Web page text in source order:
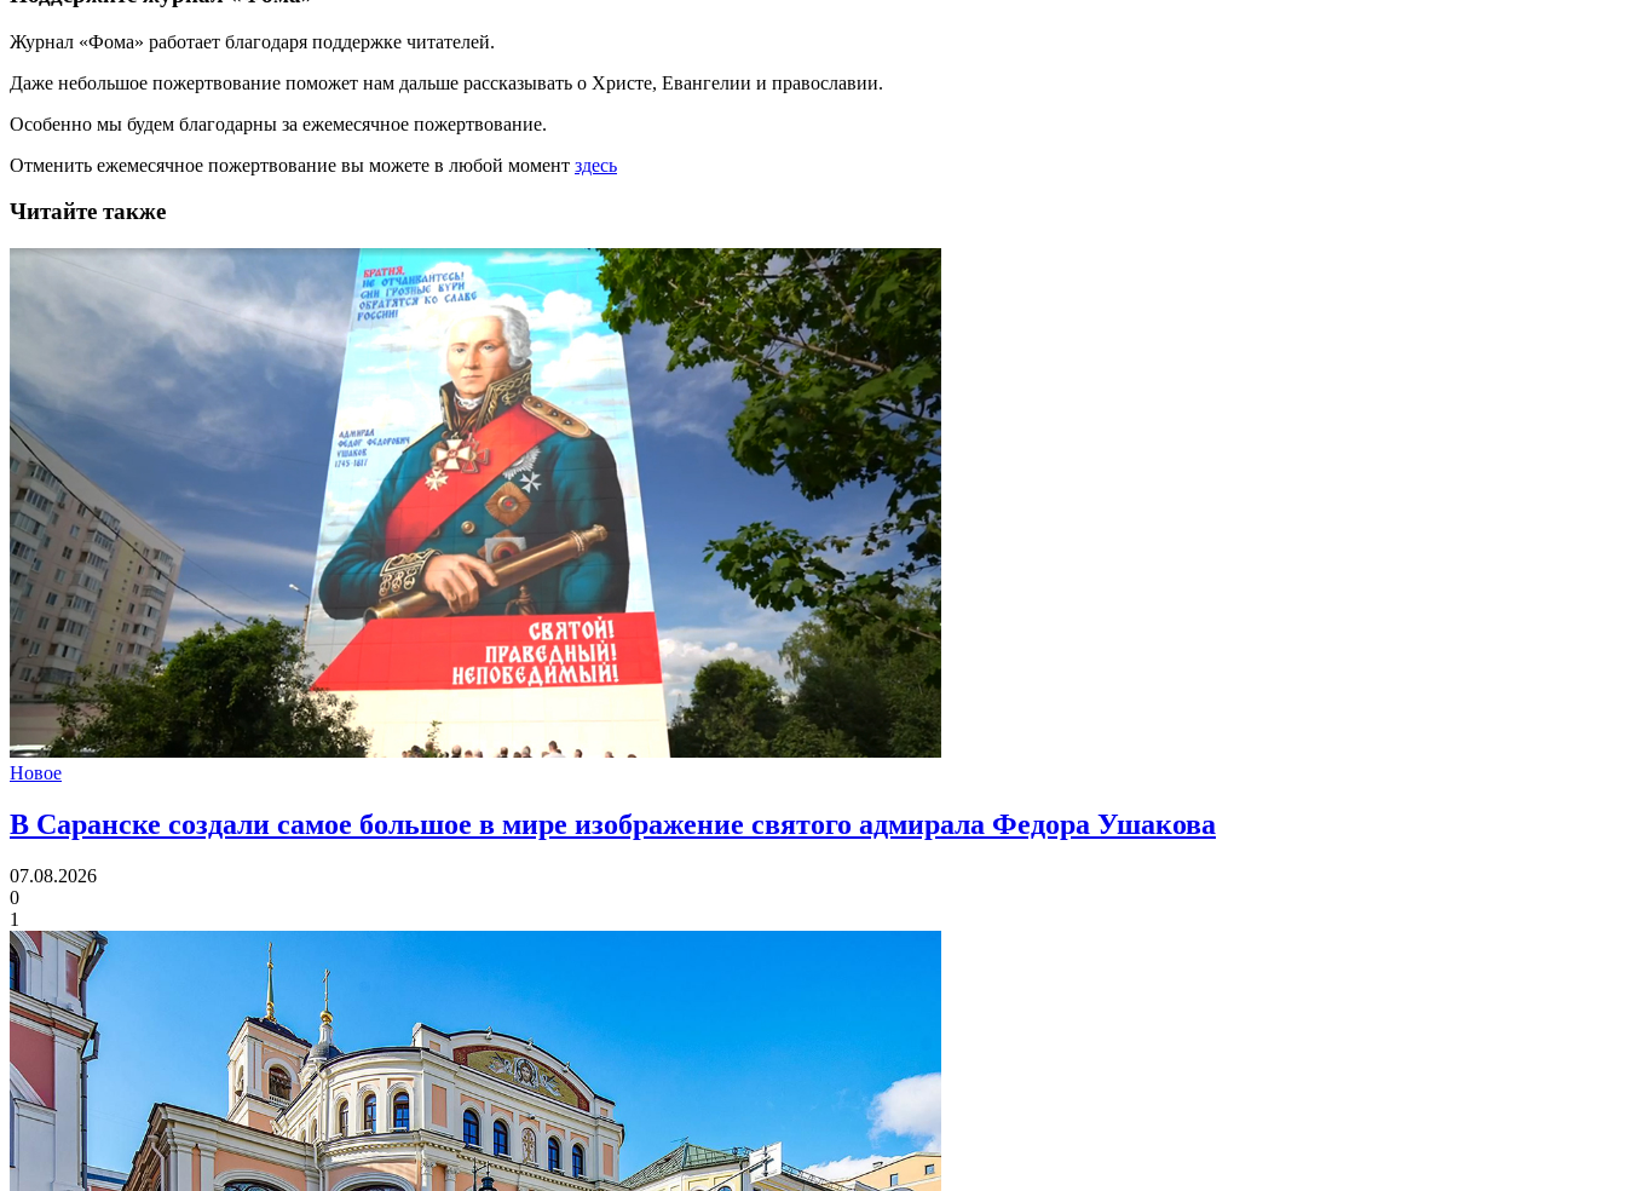
Журнал «Фома» работает благодаря поддержке читателей.
Даже небольшое пожертвование поможет нам дальше рассказывать о Христе, Евангелии и православии.
Особенно мы будем благодарны за ежемесячное пожертвование.
Отменить ежемесячное пожертвование вы можете в любой момент здесь
Читайте также
Новое
В Саранске создали самое большое в мире изображение святого адмирала Федора Ушакова
07.08.2026
0
1